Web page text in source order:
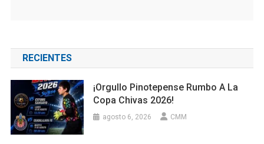
RECIENTES
¡Orgullo Pinotepense Rumbo A La
Copa Chivas 2026!
agosto 6, 2026 CMM